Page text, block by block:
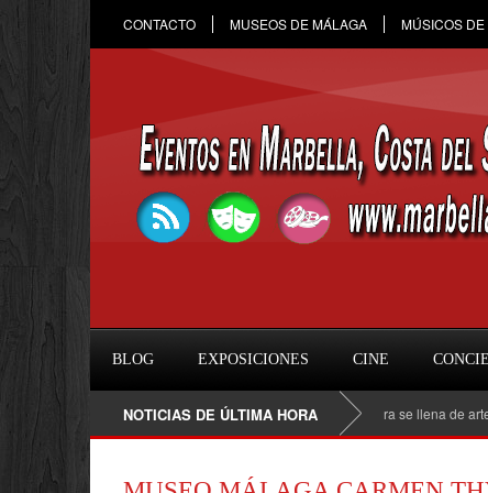
CONTACTO MUSEOS DE MÁLAGA MÚSICOS
BLOG EXPOSICIONES CINE
NOTICIAS DE ÚLTIMA HORA
VI Edición MAE: San Pedro Alcántara se llena de artes